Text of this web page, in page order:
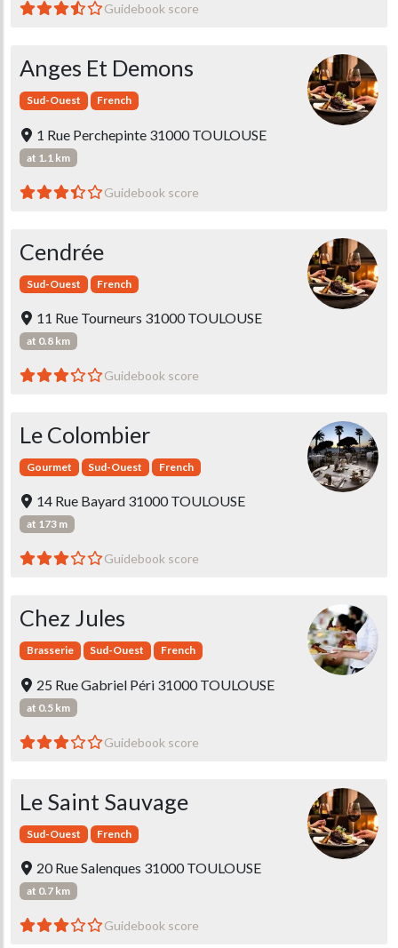
Guidebook score
Anges Et Demons
Sud-Ouest French
1 Rue Perchepinte 31000 TOULOUSE
at 1.1 km
Guidebook score
Cendrée
Sud-Ouest French
11 Rue Tourneurs 31000 TOULOUSE
at 0.8 km
Guidebook score
Le Colombier
Gourmet Sud-Ouest French
14 Rue Bayard 31000 TOULOUSE
at 173 m
Guidebook score
Chez Jules
Brasserie Sud-Ouest French
25 Rue Gabriel Péri 31000 TOULOUSE
at 0.5 km
Guidebook score
Le Saint Sauvage
Sud-Ouest French
20 Rue Salenques 31000 TOULOUSE
at 0.7 km
Guidebook score